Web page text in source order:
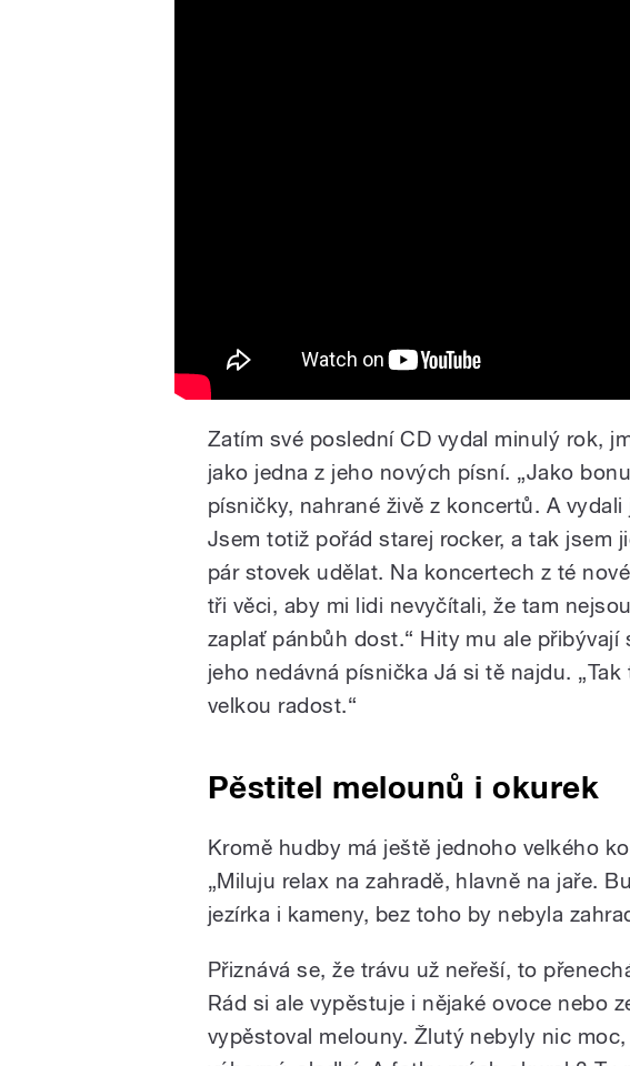
Zatím své poslední CD vydal minulý rok,
jako jedna z jeho nových písní. „Jako
písničky, nahrané živě z koncertů. A
Jsem totiž pořád starej rocker, a tak jsem
pár stovek udělat. Na koncertech z té
tři věci, aby mi lidi nevyčítali, že tam
zaplať pánbůh dost.“ Hity mu ale přibývají
jeho nedávná písnička Já si tě najdu.
velkou radost.“
Pěstitel melounů i okurek
Kromě hudby má ještě jednoho velkého
„Miluju relax na zahradě, hlavně na jaře.
jezírka i kameny, bez toho by nebyla
Přiznává se, že trávu už neřeší, to
Rád si ale vypěstuje i nějaké ovoce nebo
vypěstoval melouny. Žlutý nebyly nic